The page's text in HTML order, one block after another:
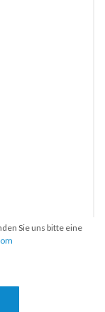
Sie uns bitte eine